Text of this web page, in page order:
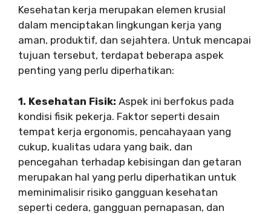
Kesehatan kerja merupakan elemen krusial
dalam menciptakan lingkungan kerja yang
aman, produktif, dan sejahtera. Untuk mencapai
tujuan tersebut, terdapat beberapa aspek
penting yang perlu diperhatikan:
1. Kesehatan Fisik: Aspek ini berfokus pada
kondisi fisik pekerja. Faktor seperti desain
tempat kerja ergonomis, pencahayaan yang
cukup, kualitas udara yang baik, dan
pencegahan terhadap kebisingan dan getaran
merupakan hal yang perlu diperhatikan untuk
meminimalisir risiko gangguan kesehatan
seperti cedera, gangguan pernapasan, dan